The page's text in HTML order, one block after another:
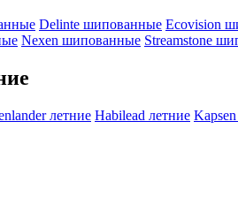
Delinte шипованные Ecovision
Nexen шипованные Streamstone
летние Habilead летние